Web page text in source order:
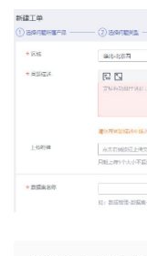
学
堂
的
课
我
的
我
持
我
技
术
的
云